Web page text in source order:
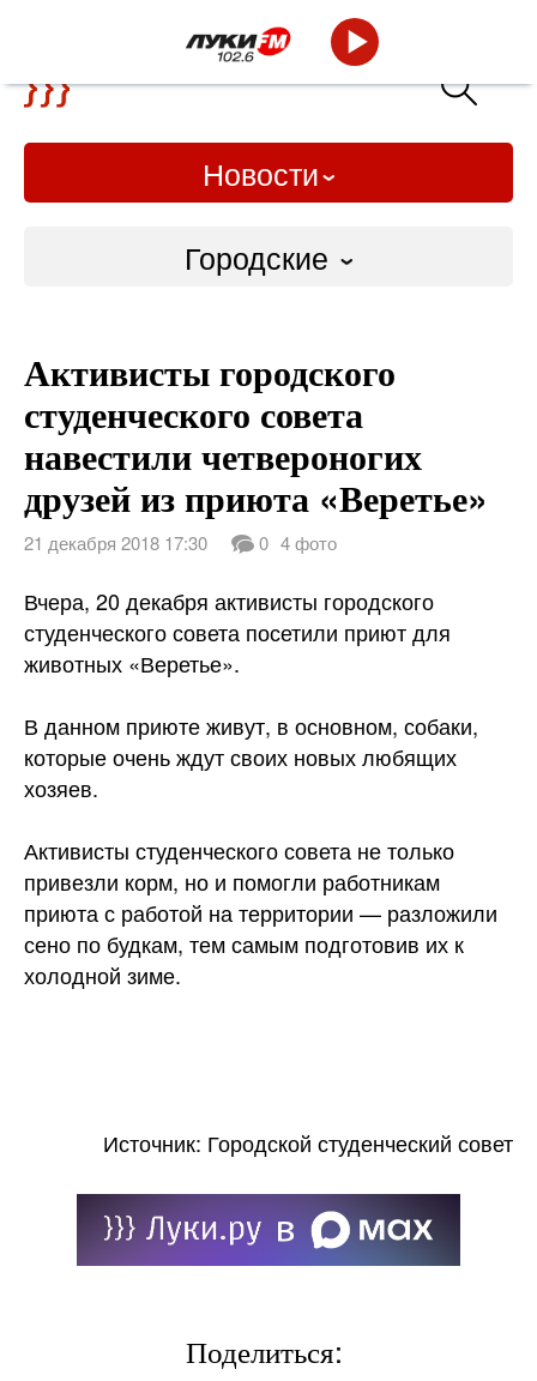
Новости
Городские
Слово Дело
Народные
ВТРК
Активисты городского
студенческого совета
навестили четвероногих
друзей из приюта «Веретье»
21 декабря 2018 17:30 0 4 фото
Вчера, 20 декабря активисты городского
студенческого совета посетили приют для
животных «Веретье».
В данном приюте живут, в основном, собаки,
которые очень ждут своих новых любящих
хозяев.
Активисты студенческого совета не только
привезли корм, но и помогли работникам
приюта с работой на территории — разложили
сено по будкам, тем самым подготовив их к
холодной зиме.
Источник: Городской студенческий совет
Поделиться: